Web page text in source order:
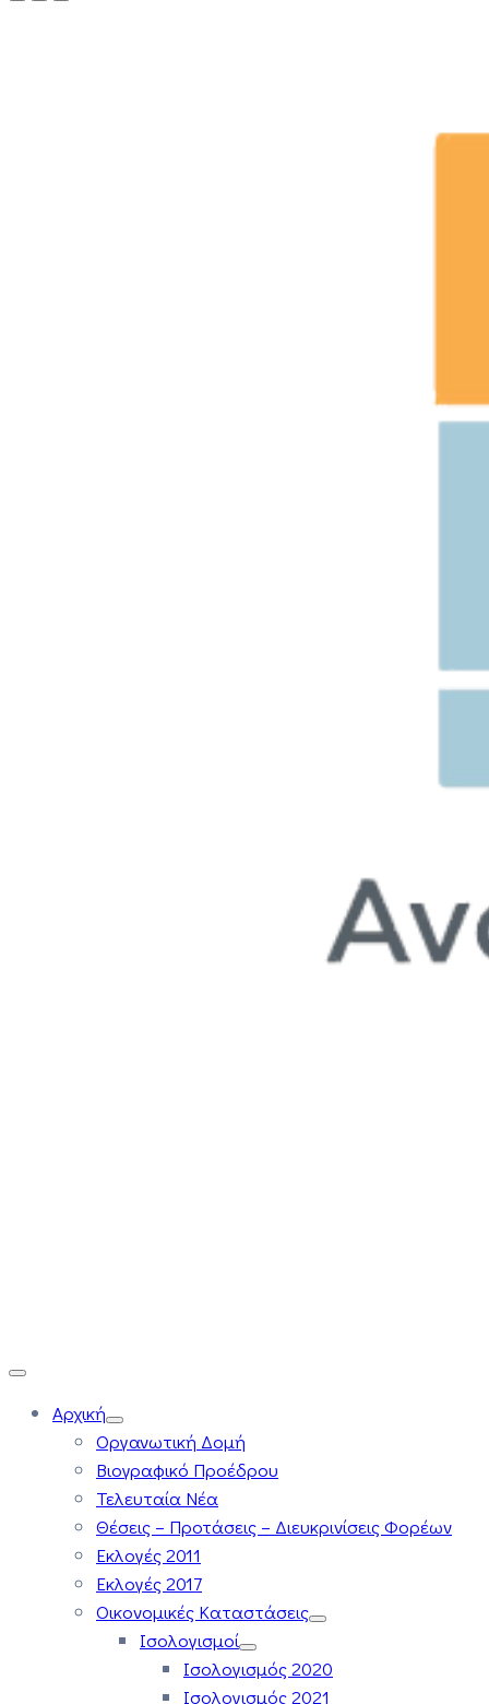
Αρχική
Οργανωτική Δομή
Βιογραφικό Προέδρου
Τελευταία Νέα
Θέσεις – Προτάσεις – Διευκρινίσεις Φορέων
Εκλογές 2011
Εκλογές 2017
Οικονομικές Καταστάσεις
Ισολογισμοί
Ισολογισμός 2020
Ισολογισμός 2021